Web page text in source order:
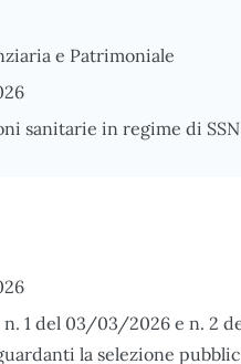
e Patrimoniale
sanitarie in regime di
n. 1 del 03/03/2026 e n. 2
la selezione